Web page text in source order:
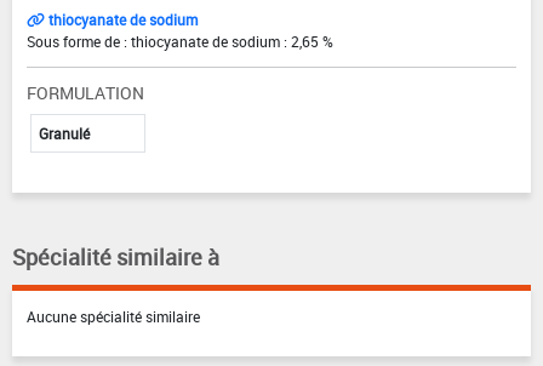
thiocyanate de sodium
Sous forme de : thiocyanate de sodium : 2,65 %
FORMULATION
Granulé
Spécialité similaire à
Aucune spécialité similaire